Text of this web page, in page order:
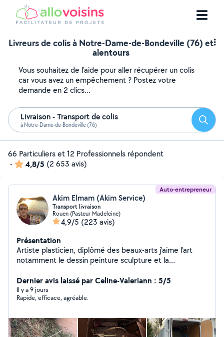
Livreurs de colis à Notre-Dame-de-Bondeville (76) et
alentours
Vous souhaitez de l'aide pour aller récupérer un colis
car vous avez un empêchement ? Postez votre
demande en 2 clics...
Livraison - Transport de colis
à Notre-Dame-de-Bondeville (76)
66 Particuliers et 12 Professionnels répondent
-
4,8/5 (2 653 avis)
Auto-entrepreneur
Akim Elmam (Akim Service)
Transport livraison
Rouen (Pasteur Madeleine)
4,9/5 (223 avis)
Présentation
Artiste plasticien, diplômé des beaux-arts j'aime l'art
notamment le dessin peinture sculpture et la
montage de meubles, je propose mes services selon le
besoin de mes clients, transport, aide au
déménagement, débarras, livraison,
Dernier avis laissé par Celine-Valeriann : 5/5
Il y a 9 jours
Rapide, efficace, agréable.